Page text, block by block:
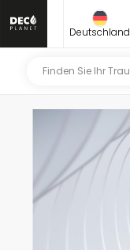
Deutschland